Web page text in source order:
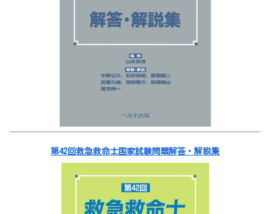
第42回救急救命士国家試験問題解答・解説集